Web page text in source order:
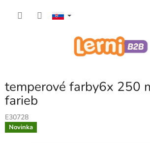
temperové farby6x 250
farieb
E30728
Novinka